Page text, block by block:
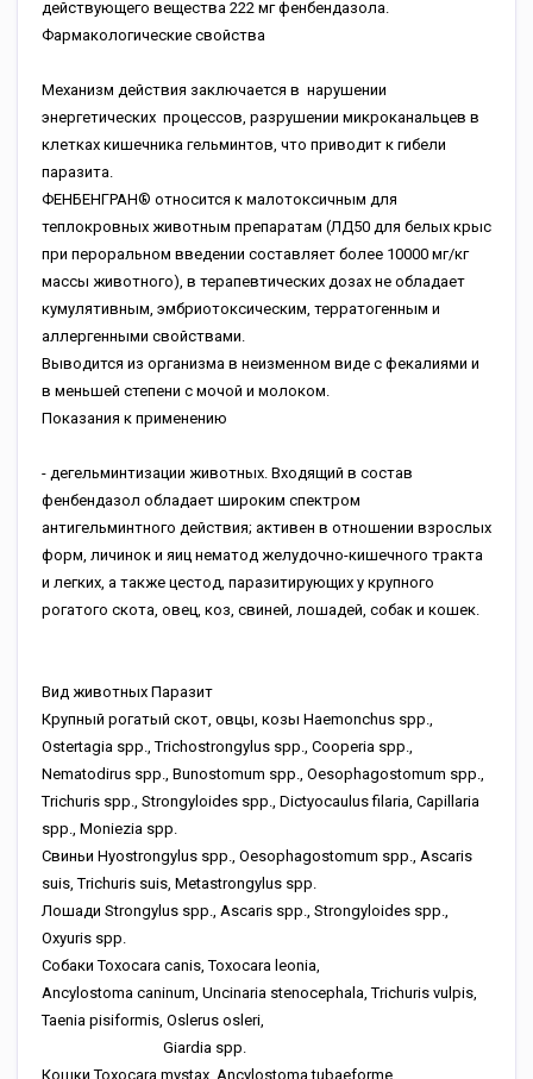
действующего вещества 222 мг фенбендазола.
Фармакологические свойства
Механизм действия заключается в нарушении
энергетических процессов, разрушении микроканальцев в
клетках кишечника гельминтов, что приводит к гибели
паразита.
ФЕНБЕНГРАН® относится к малотоксичным для
теплокровных животным препаратам (ЛД50 для белых крыс
при пероральном введении составляет более 10000 мг/кг
массы животного), в терапевтических дозах не обладает
кумулятивным, эмбриотоксическим, терратогенным и
аллергенными свойствами.
Выводится из организма в неизменном виде с фекалиями и
в меньшей степени с мочой и молоком.
Показания к применению
- дегельминтизации животных. Входящий в состав
фенбендазол обладает широким спектром
антигельминтного действия; активен в отношении взрослых
форм, личинок и яиц нематод желудочно-кишечного тракта
и легких, а также цестод, паразитирующих у крупного
рогатого скота, овец, коз, свиней, лошадей, собак и кошек.
Вид животных Паразит
Крупный рогатый скот, овцы, козы Haemonchus spp.,
Ostertagia spp., Trichostrongylus spp., Cooperia spp.,
Nematodirus spp., Bunostomum spp., Oesophagostomum spp.,
Trichuris spp., Strongyloides spp., Dictyocaulus filaria, Capillaria
spp., Moniezia spp.
Свиньи Hyostrongylus spp., Oesophagostomum spp., Ascaris
suis, Trichuris suis, Metastrongylus spp.
Лошади Strongylus spp., Ascaris spp., Strongyloides spp.,
Oxyuris spp.
Собаки Toxocara canis, Toxocara leonia,
Ancylostoma caninum, Uncinaria stenocephala, Trichuris vulpis,
Taenia pisiformis, Oslerus osleri,
Giardia spp.
Кошки Toxocara mystax, Ancylostoma tubaeforme,